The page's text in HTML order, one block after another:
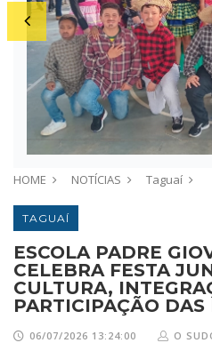
HOME NOTÍCIAS Taguaí
TAGUAÍ
ESCOLA PADRE
CELEBRA FESTA
CULTURA,
PARTICIPAÇÃO DAS
06/07/2026 13:24:00 O